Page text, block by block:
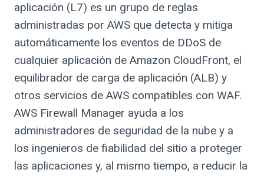
aplicación (L7) es un grupo de reglas
administradas por AWS que detecta y mitiga
automáticamente los eventos de DDoS de
cualquier aplicación de Amazon CloudFront, el
equilibrador de carga de aplicación (ALB) y
otros servicios de AWS compatibles con WAF.
AWS Firewall Manager ayuda a los
administradores de seguridad de la nube y a
los ingenieros de fiabilidad del sitio a proteger
las aplicaciones y, al mismo tiempo, a reducir la